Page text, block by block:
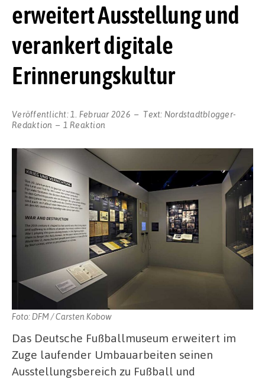
erweitert Ausstellung und
verankert digitale
Erinnerungskultur
Veröffentlicht: 1. Februar 2026 Text: Nordstadtblogger-
Redaktion
1 Reaktion
Foto: DFM / Carsten Kobow
Das Deutsche Fußballmuseum erweitert im
Zuge laufender Umbauarbeiten seinen
Ausstellungsbereich zu Fußball und